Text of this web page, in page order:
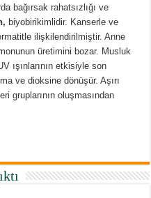
bağırsak rahatsızlığı ve
biyobirikimlidir. Kanserle ve
ilişkilendirilmiştir. Anne
üretimini bozar. Musluk
ışınlarının etkisiyle son
ve dioksine dönüşür. Aşırı
gruplarının oluşmasından